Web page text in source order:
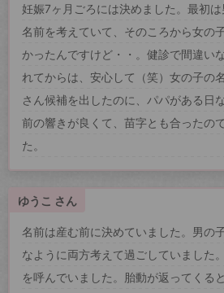
妊娠7ヶ月ごろには決めました。最初
名前を考えていて、そのころから女の
かったんですけど・・。健診で間違い
れてからは、安心して（笑）女の子の
さん候補を出したのに、パパがある日
前の響きが良くて、苗字とも合ったの
た。
ゆうこ さん
名前は産む前に決めていました。男の
なように両方考えて過ごしていました
を呼んでいました。胎動が返ってくる